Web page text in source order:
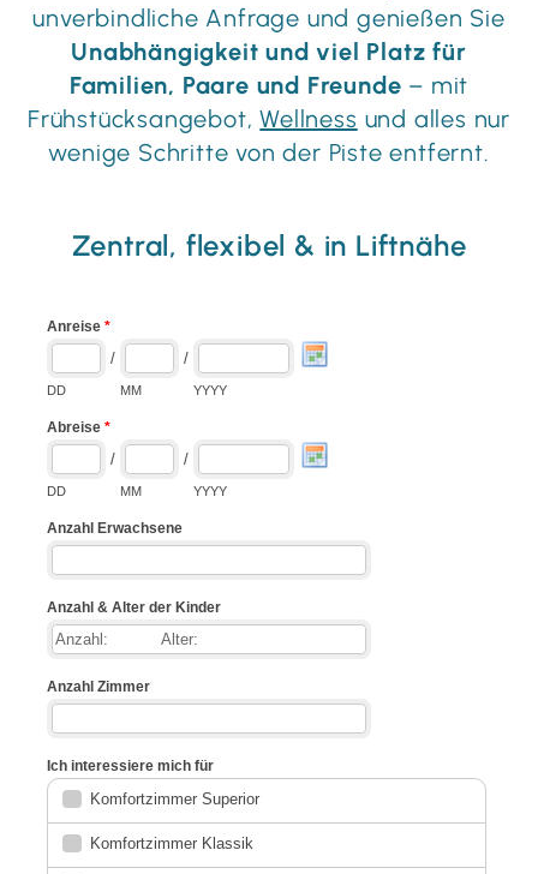
unverbindliche Anfrage und genießen Sie
Unabhängigkeit und viel Platz für
Familien, Paare und Freunde – mit
Frühstücksangebot,Wellness und alles nur
wenige Schritte von der Piste entfernt.
Zentral, flexibel & in Liftnähe